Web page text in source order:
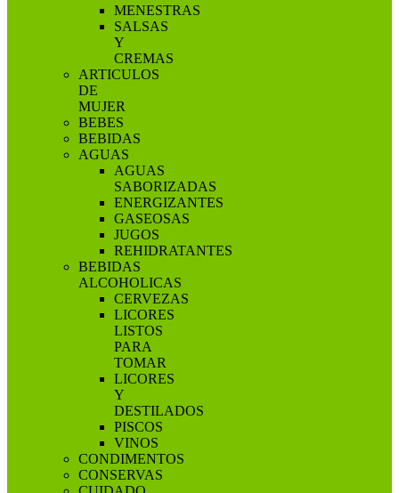
MENESTRAS
SALSAS
Y
CREMAS
ARTICULOS
DE
MUJER
BEBES
BEBIDAS
AGUAS
AGUAS
SABORIZADAS
ENERGIZANTES
GASEOSAS
JUGOS
REHIDRATANTES
BEBIDAS
ALCOHOLICAS
CERVEZAS
LICORES
LISTOS
PARA
TOMAR
LICORES
Y
DESTILADOS
PISCOS
VINOS
CONDIMENTOS
CONSERVAS